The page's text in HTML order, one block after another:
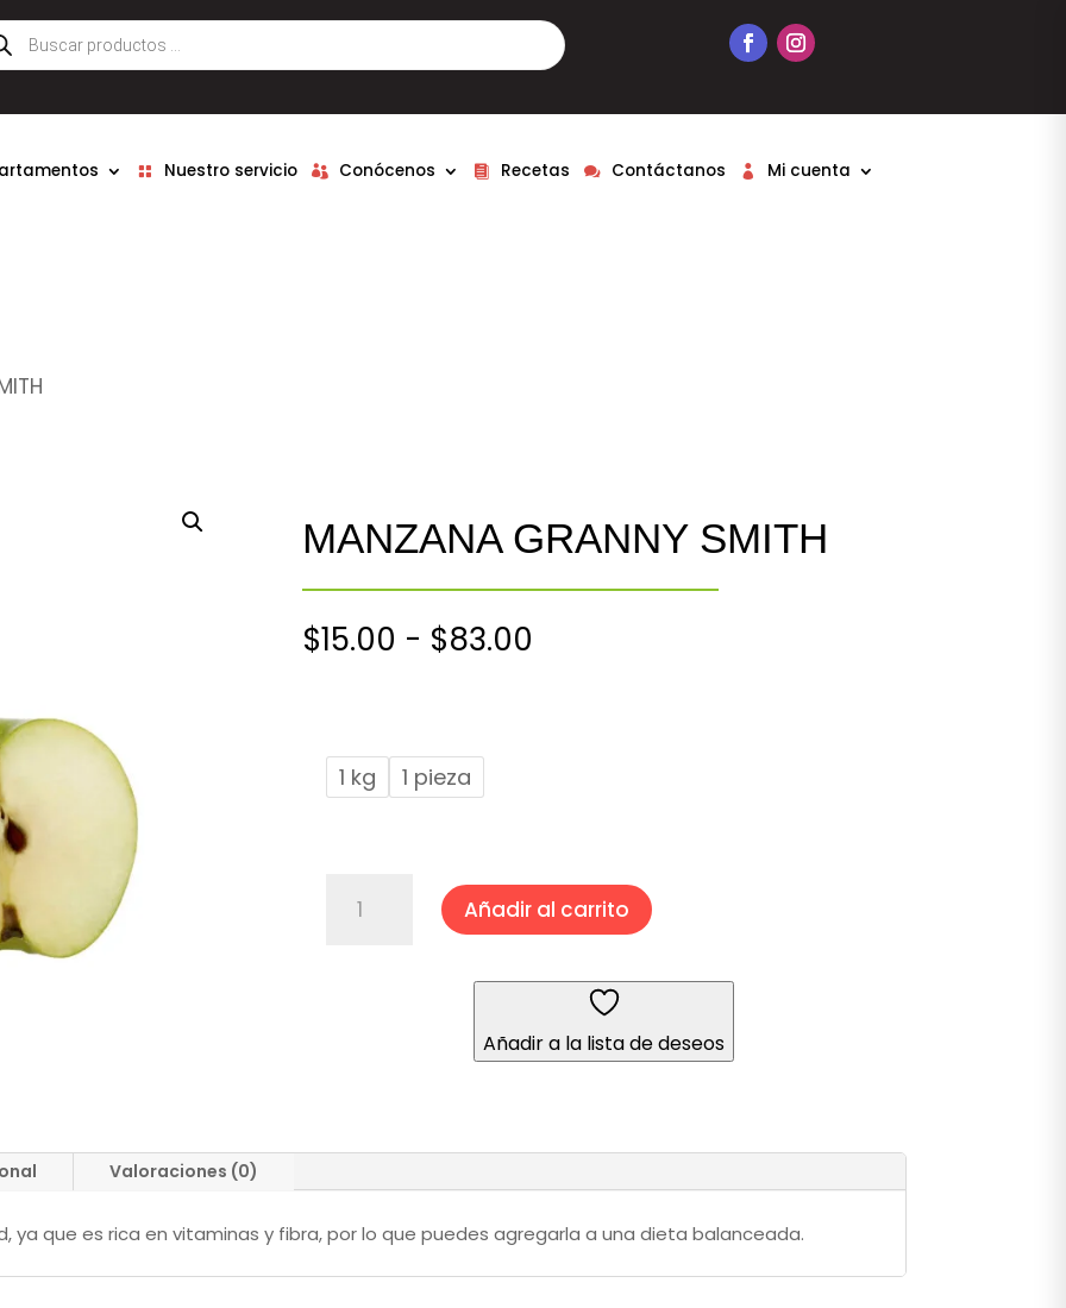
Nuestro servicio Conócenos Recetas Contáctanos Mi cuenta
MANZANA GRANNY SMITH
$15.00 - $83.00
1 kg 1 pieza
GRANNY
Añadir al carrito
Añadir a la lista de deseos
Valoraciones (0)
ya que es rica en vitaminas y fibra, por lo que puedes agregarla a una dieta balanceada.